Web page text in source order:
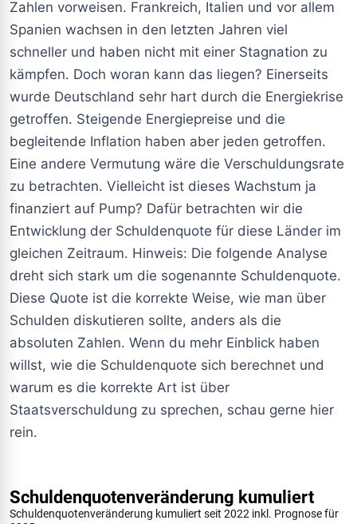
Zahlen vorweisen. Frankreich, Italien und vor allem
Spanien wachsen in den letzten Jahren viel
schneller und haben nicht mit einer Stagnation zu
kämpfen. Doch woran kann das liegen? Einerseits
wurde Deutschland sehr hart durch die Energiekrise
getroffen. Steigende Energiepreise und die
begleitende Inflation haben aber jeden getroffen.
Eine andere Vermutung wäre die Verschuldungsrate
zu betrachten. Vielleicht ist dieses Wachstum ja
finanziert auf Pump? Dafür betrachten wir die
Entwicklung der Schuldenquote für diese Länder im
gleichen Zeitraum. Hinweis: Die folgende Analyse
dreht sich stark um die sogenannte Schuldenquote.
Diese Quote ist die korrekte Weise, wie man über
Schulden diskutieren sollte, anders als die
absoluten Zahlen. Wenn du mehr Einblick haben
willst, wie die Schuldenquote sich berechnet und
warum es die korrekte Art ist über
Staatsverschuldung zu sprechen, schau gerne hier
rein.